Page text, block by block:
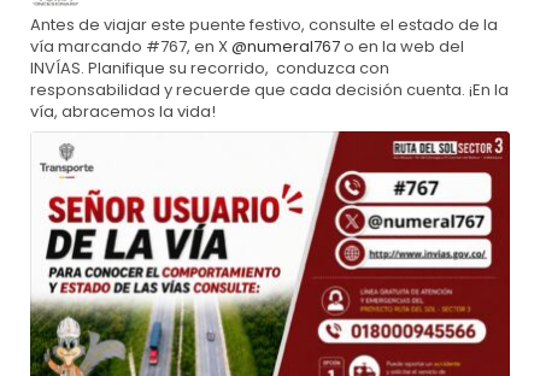
Antes de viajar este puente festivo, consulte el estado de la
vía marcando #767, en X@numeral767o en la web del
INVÍAS. Planifique su recorrido, conduzca con
responsabilidad y recuerde que cada decisión cuenta. ¡En la
vía, abracemos la vida!